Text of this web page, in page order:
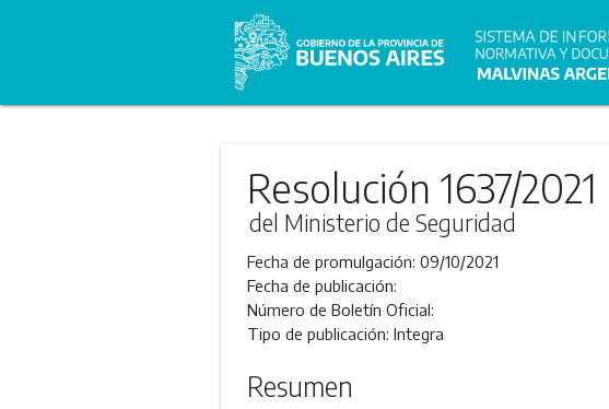
Resolución 1637/2021
del Ministerio de Seguridad
Fecha de promulgación: 09/10/2021
Fecha de publicación:
Número de Boletín Oficial:
Tipo de publicación: Integra
Resumen